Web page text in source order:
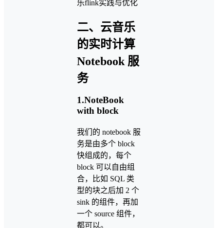
二、云音乐
的实时计算
Notebook 服
务
1.NoteBook
with block
我们的 notebook 服
务是由多个 block
快组成的，每个
block 可以自由组
合，比如 SQL 类
型的块之后加 2 个
sink 的组件，再加
一个 source 组件，
都可以。